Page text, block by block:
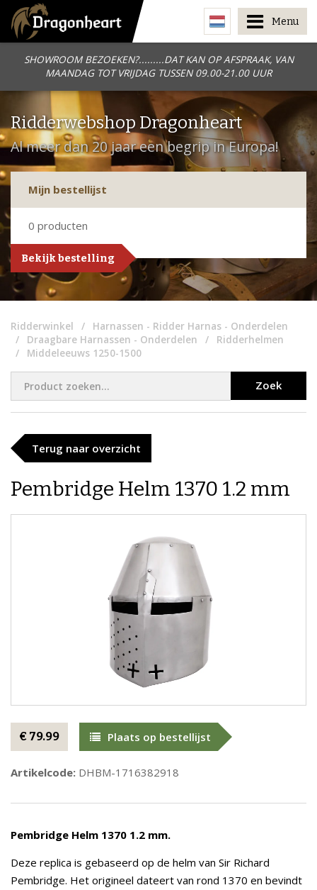
SHOWROOM BEZOEKEN?.........DAT KAN OP AFSPRAAK, VAN
MAANDAG TOT VRIJDAG TUSSEN 09.00-21.00 UUR
Menu
Ridderwebshop Dragonheart
Al meer dan 20 jaar een begrip in Europa!
Mijn bestellijst
0 producten
Bekijk bestelling
Ridderwinkel
Harnassen - Ridder Harnas - Onderdelen
Draagbare Harnassen - Onderdelen
Ridderhelmen
Middeleeuws 1250-1500
Zoek
Terug naar overzicht
Pembridge Helm 1370 1.2 mm
€ 79.99 Plaats op bestellijst
Artikelcode: DHBM-1716382918
Pembridge Helm 1370 1.2 mm.
Deze replica is gebaseerd op de helm van Sir Richard
Pembridge. Het origineel dateert van rond 1370 en bevindt